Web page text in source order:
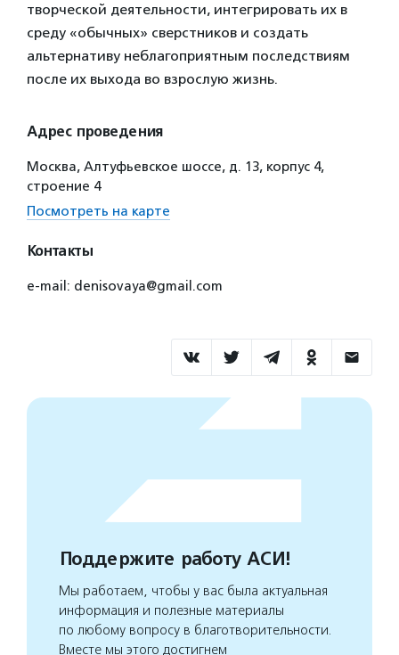
творческой деятельности, интегрировать их в
среду «обычных» сверстников и создать
альтернативу неблагоприятным последствиям
после их выхода во взрослую жизнь.
Адрес проведения
Москва, Алтуфьевское шоссе, д. 13, корпус 4,
строение 4
Посмотреть на карте
Контакты
e-mail: denisovaya@gmail.com
Поддержите работу АСИ!
Мы работаем, чтобы у вас была актуальная
информация и полезные материалы
по любому вопросу в благотворительности.
Вместе мы этого достигнем